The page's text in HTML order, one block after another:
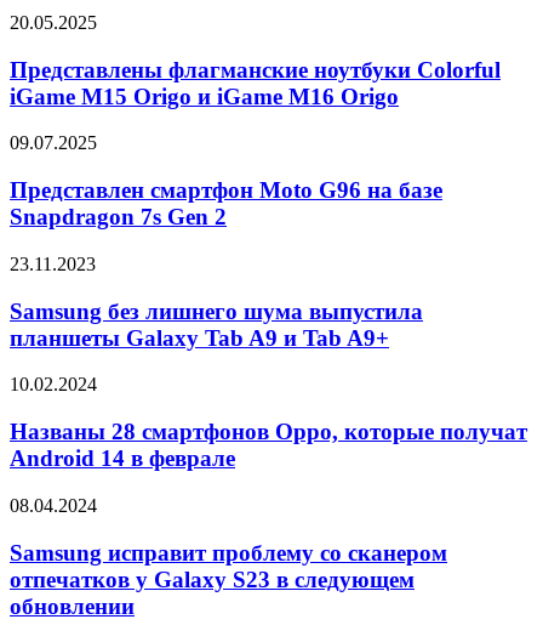
RHXG-
Представлены
ноутбуки
Colorful
iGame
Origo
iGame
M16
20.05.2025
Представлены флагманские ноутбуки Colorful
iGame M15 Origo и iGame M16 Origo
Представлен
Moto
G96
на
Snapdragon
Gen
2
09.07.2025
Представлен смартфон Moto G96 на базе
Snapdragon 7s Gen 2
Samsung
лишнего
шума
выпустила
Galaxy
A9
и
A9+
23.11.2023
Samsung без лишнего шума выпустила
планшеты Galaxy Tab A9 и Tab A9+
Названы
смартфонов
Oppo,
которые
Android
в
феврале
10.02.2024
Названы 28 смартфонов Oppo, которые получат
Android 14 в феврале
Samsung
проблему
со
сканером
отпечатков
08.04.2024
Samsung исправит проблему со сканером
отпечатков у Galaxy S23 в следующем
обновлении